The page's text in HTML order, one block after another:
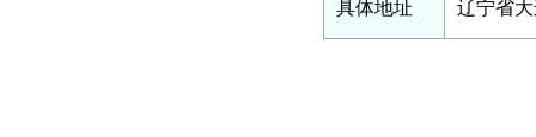
具体地址 辽宁省